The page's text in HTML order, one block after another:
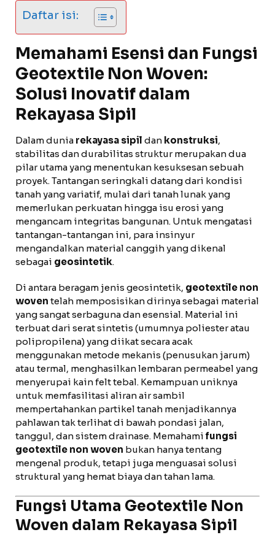
Daftar isi:
Memahami Esensi dan Fungsi
Geotextile Non Woven:
Solusi Inovatif dalam
Rekayasa Sipil
Dalam dunia rekayasa sipil dan konstruksi,
stabilitas dan durabilitas struktur merupakan dua
pilar utama yang menentukan kesuksesan sebuah
proyek. Tantangan seringkali datang dari kondisi
tanah yang variatif, mulai dari tanah lunak yang
memerlukan perkuatan hingga isu erosi yang
mengancam integritas bangunan. Untuk mengatasi
tantangan-tantangan ini, para insinyur
mengandalkan material canggih yang dikenal
sebagai geosintetik.
Di antara beragam jenis geosintetik, geotextile non
woven telah memposisikan dirinya sebagai material
yang sangat serbaguna dan esensial. Material ini
terbuat dari serat sintetis (umumnya poliester atau
polipropilena) yang diikat secara acak
menggunakan metode mekanis (penusukan jarum)
atau termal, menghasilkan lembaran permeabel yang
menyerupai kain felt tebal. Kemampuan uniknya
untuk memfasilitasi aliran air sambil
mempertahankan partikel tanah menjadikannya
pahlawan tak terlihat di bawah pondasi jalan,
tanggul, dan sistem drainase. Memahami fungsi
geotextile non woven bukan hanya tentang
mengenal produk, tetapi juga menguasai solusi
struktural yang hemat biaya dan tahan lama.
Fungsi Utama Geotextile Non
Woven dalam Rekayasa Sipil